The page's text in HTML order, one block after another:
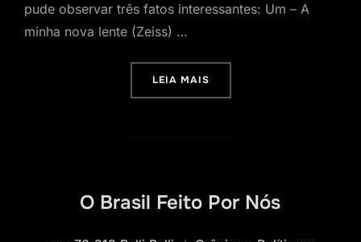
pude observar três fatos interessantes: Um – A
minha nova lente (Zeiss) …
LEIA MAIS“PRAZO DE VALIDADE”
O Brasil Feito Por Nós